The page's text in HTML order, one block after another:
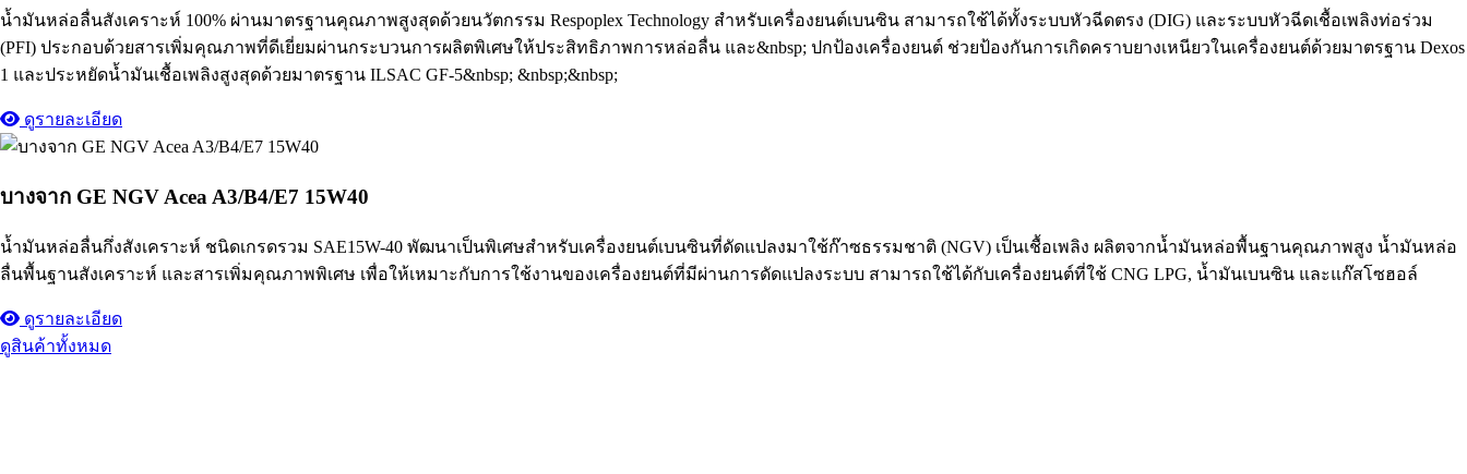
น้ำมันหล่อลื่นสังเคราะห์ 100% ผ่านมาตรฐานคุณภาพสูงสุดด้วยนวัตกรรม Respoplex Technology สำหรับเครื่องยนต์เบนซิน สามารถใช้ได้ทั้งระบบหัวฉีดตรง (DIG) และระบบหัวฉีดเชื้อเพลิงท่อร่วม
(PFI) ประกอบด้วยสารเพิ่มคุณภาพที่ดีเยี่ยมผ่านกระบวนการผลิตพิเศษให้ประสิทธิภาพการหล่อลื่น และ&nbsp; ปกป้องเครื่องยนต์ ช่วยป้องกันการเกิดคราบยางเหนียวในเครื่องยนต์ด้วยมาตรฐาน Dexos
1 และประหยัดน้ำมันเชื้อเพลิงสูงสุดด้วยมาตรฐาน ILSAC GF-5&nbsp; &nbsp;&nbsp;
ดูรายละเอียด
บางจาก GE NGV Acea A3/B4/E7 15W40
น้ำมันหล่อลื่นกึ่งสังเคราะห์ ชนิดเกรดรวม SAE15W-40 พัฒนาเป็นพิเศษสำหรับเครื่องยนต์เบนซินที่ดัดแปลงมาใช้ก๊าซธรรมชาติ (NGV) เป็นเชื้อเพลิง ผลิตจากน้ำมันหล่อพื้นฐานคุณภาพสูง น้ำมันหล่อ
ลื่นพื้นฐานสังเคราะห์ และสารเพิ่มคุณภาพพิเศษ เพื่อให้เหมาะกับการใช้งานของเครื่องยนต์ที่มีผ่านการดัดแปลงระบบ สามารถใช้ได้กับเครื่องยนต์ที่ใช้ CNG LPG, น้ำมันเบนซิน และแก๊สโซฮอล์
ดูรายละเอียด
ดูสินค้าทั้งหมด